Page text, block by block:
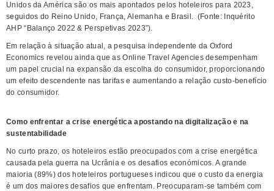
Unidos da América são os mais apontados pelos hoteleiros para 2023,
seguidos do Reino Unido, França, Alemanha e Brasil. (Fonte: Inquérito
AHP “Balanço 2022 & Perspetivas 2023”).
Em relação à situação atual, a pesquisa independente da Oxford
Economics revelou ainda que as Online Travel Agencies desempenham
um papel crucial na expansão da escolha do consumidor, proporcionando
um efeito descendente nas tarifas e aumentando a relação custo-benefício
do consumidor.
Como enfrentar a crise energética apostando na digitalização e na
sustentabilidade
No curto prazo, os hoteleiros estão preocupados com a crise energética
causada pela guerra na Ucrânia e os desafios económicos. A grande
maioria (89%) dos hoteleiros portugueses indicou que o custo da energia
é um dos maiores desafios que enfrentam. Preocuparam-se também com